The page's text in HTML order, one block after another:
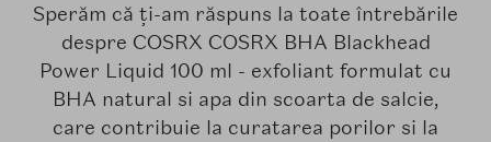
Sperăm că ți-am răspuns la toate întrebările
despre COSRX COSRX BHA Blackhead
Power Liquid 100 ml - exfoliant formulat cu
BHA natural si apa din scoarta de salcie,
care contribuie la curatarea porilor si la